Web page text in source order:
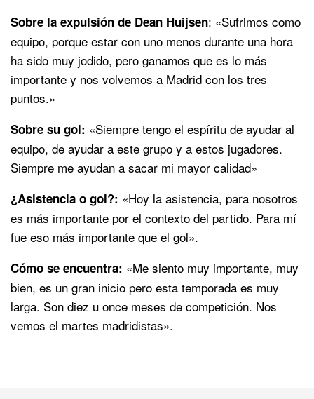
Sobre la expulsión de Dean Huijsen: «Sufrimos como
equipo, porque estar con uno menos durante una hora
ha sido muy jodido, pero ganamos que es lo más
importante y nos volvemos a Madrid con los tres
puntos.»
Sobre su gol: «Siempre tengo el espíritu de ayudar al
equipo, de ayudar a este grupo y a estos jugadores.
Siempre me ayudan a sacar mi mayor calidad»
¿Asistencia o gol?: «Hoy la asistencia, para nosotros
es más importante por el contexto del partido. Para mí
fue eso más importante que el gol».
Cómo se encuentra: «Me siento muy importante, muy
bien, es un gran inicio pero esta temporada es muy
larga. Son diez u once meses de competición. Nos
vemos el martes madridistas».